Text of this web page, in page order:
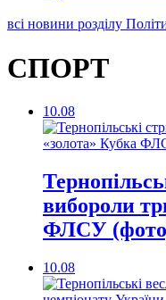
всі новини розділу
СПОРТ
10.08
вибороли
ФЛСУ
10.08